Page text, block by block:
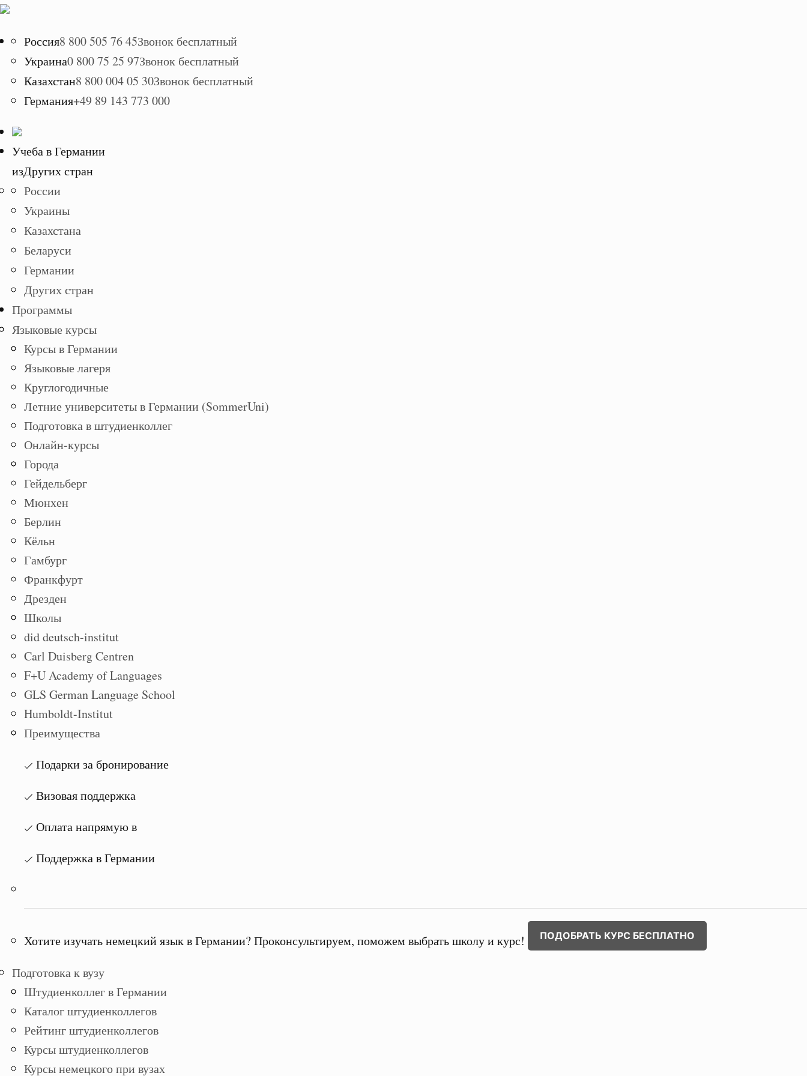
Россия8 800 505 76 45Звонок бесплатный
Украина0 800 75 25 97Звонок бесплатный
Казахстан8 800 004 05 30Звонок бесплатный
Германия+49 89 143 773 000
Учеба в Германии
изДругих стран
России
Украины
Казахстана
Беларуси
Германии
Других стран
Программы
Языковые курсы
Курсы в Германии
Языковые лагеря
Круглогодичные
Летние университеты в Германии (SommerUni)
Подготовка в штудиенколлег
Онлайн-курсы
Города
Гейдельберг
Мюнхен
Берлин
Кёльн
Гамбург
Франкфурт
Дрезден
Школы
did deutsch-institut
Carl Duisberg Centren
F+U Academy of Languages
GLS German Language School
Humboldt-Institut
Преимущества
Подарки за бронирование
Визовая поддержка
Оплата напрямую в
Поддержка в Германии
Хотите изучать немецкий язык в Германии? Проконсультируем, поможем выбрать школу и курс! ПОДОБРАТЬ КУРС БЕСПЛАТНО
Подготовка к вузу
Штудиенколлег в Германии
Каталог штудиенколлегов
Рейтинг штудиенколлегов
Курсы штудиенколлегов
Курсы немецкого при вузах